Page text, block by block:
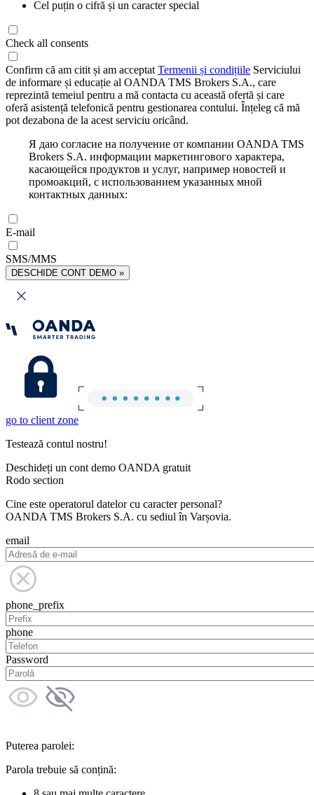
Cel puțin o cifră și un caracter special
Check all consents
Confirm că am citit și am acceptat Termenii și condițiile Serviciului
de informare și educație al OANDA TMS Brokers S.A., care
reprezintă temeiul pentru a mă contacta cu această ofertă și care
oferă asistență telefonică pentru gestionarea contului. Înțeleg că mă
pot dezabona de la acest serviciu oricând.
Я даю согласие на получение от компании OANDA TMS
Brokers S.A. информации маркетингового характера,
касающейся продуктов и услуг, например новостей и
промоакций, с использованием указанных мной
контактных данных:
E-mail
SMS/MMS
DESCHIDE CONT DEMO »
go to client zone
Testează contul nostru!
Deschideți un cont demo OANDA gratuit
Rodo section
Cine este operatorul datelor cu caracter personal?
OANDA TMS Brokers S.A. cu sediul în Varșovia.
email
phone_prefix
phone
Password
Puterea parolei:
Parola trebuie să conțină: